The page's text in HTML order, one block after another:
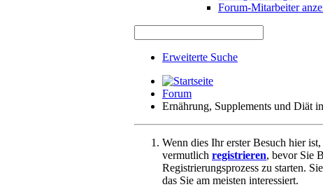
Forum-Mitarbeiter
Erweiterte Suche
Forum
Ernährung, Supplements und Diät
Wenn dies Ihr erster Besuch hier
vermutlich registrieren, bevor Sie
Registrierungsprozess zu starten.
das Sie am meisten interessiert.